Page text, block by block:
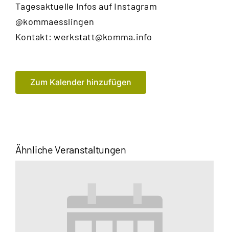
Tagesaktuelle Infos auf Instagram
@kommaesslingen
Kontakt:werkstatt@komma.info
Zum Kalender hinzufügen
Ähnliche Veranstaltungen